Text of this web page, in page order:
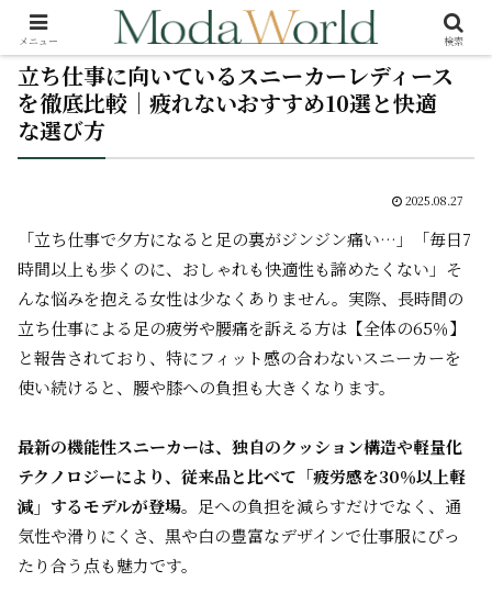
立ち仕事に向いているスニーカーレディース
を徹底比較｜疲れないおすすめ10選と快適
な選び方
2025.08.27
「立ち仕事で夕方になると足の裏がジンジン痛い…」「毎日7
時間以上も歩くのに、おしゃれも快適性も諦めたくない」――そ
んな悩みを抱える女性は少なくありません。実際、長時間の
立ち仕事による足の疲労や腰痛を訴える方は【全体の65％】
と報告されており、特にフィット感の合わないスニーカーを
使い続けると、腰や膝への負担も大きくなります。
最新の機能性スニーカーは、独自のクッション構造や軽量化
テクノロジーにより、従来品と比べて「疲労感を30％以上軽
減」するモデルが登場。 足への負担を減らすだけでなく、通
気性や滑りにくさ、黒や白の豊富なデザインで仕事服にぴっ
たり合う点も魅力です。
メニュー 検索